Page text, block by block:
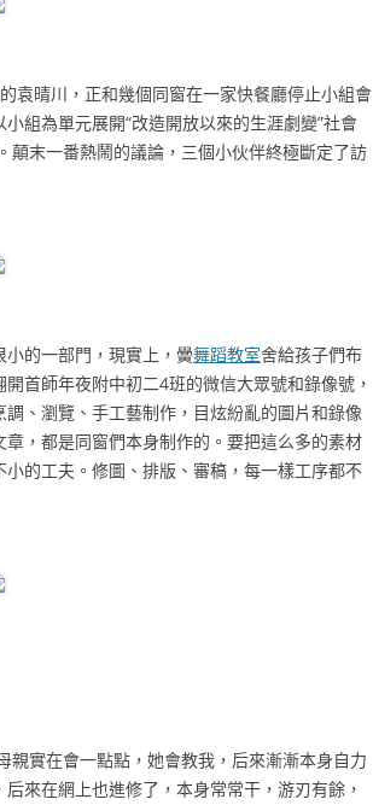
晴川，正和幾個同窗在一家快餐廳停止小組會
組為單元展開“改造開放以來的生涯劇變”社會
末一番熱鬧的議論，三個小伙伴終極斷定了訪
的一部門，現實上，黌舞蹈教室舍給孩子們布
首師年夜附中初二4班的微信大眾號和錄像號，
、瀏覽、手工藝制作，目炫紛亂的圖片和錄像
，都是同窗們本身制作的。要把這么多的素材
小的工夫。修圖、排版、審稿，每一樣工序都不
實在會一點點，她會教我，后來漸漸本身自力
來在網上也進修了，本身常常干，游刃有餘，